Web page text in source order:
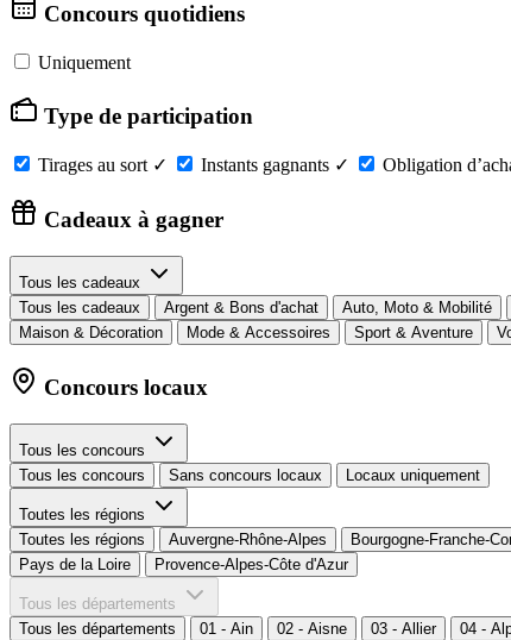
Concours quotidiens
Uniquement
Type de participation
Tirages au sort ✓ Instants gagnants ✓ Obligation
Cadeaux à gagner
Tous les cadeaux
Tous les cadeaux
Argent & Bons d'achat Auto, Moto & Mobilité
Maison & Décoration
Mode & Accessoires Sport & Aventure
Concours locaux
Tous les concours
Tous les concours
Sans concours locaux Locaux uniquement
Toutes les régions
Toutes les régions
Auvergne-Rhône-Alpes Bourgogne-Franche-
Pays de la Loire
Provence-Alpes-Côte d'Azur
Tous les départements
Tous les départements
01 - Ain 02 - Aisne 03 - Allier 04 -